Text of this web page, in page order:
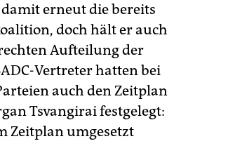
erneut die bereits
doch hält er auch
Aufteilung der
Vertreter hatten bei
auch den Zeitplan
Tsvangirai festgelegt:
Zeitplan umgesetzt